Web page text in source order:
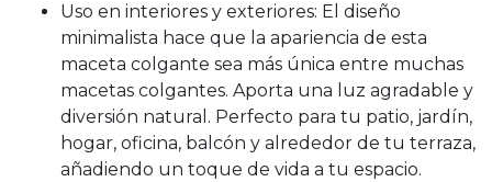
Uso en interiores y exteriores: El diseño
minimalista hace que la apariencia de esta
maceta colgante sea más única entre muchas
macetas colgantes. Aporta una luz agradable y
diversión natural. Perfecto para tu patio, jardín,
hogar, oficina, balcón y alrededor de tu terraza,
añadiendo un toque de vida a tu espacio.